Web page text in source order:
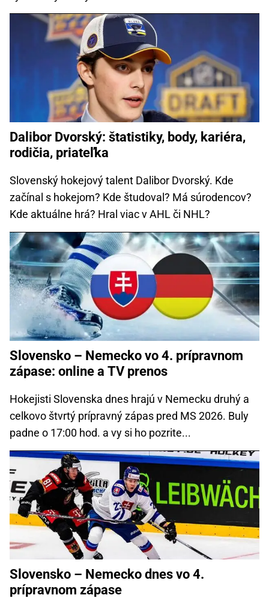
Dalibor Dvorský: štatistiky, body, kariéra,
rodičia, priateľka
Slovenský hokejový talent Dalibor Dvorský. Kde
začínal s hokejom? Kde študoval? Má súrodencov?
Kde aktuálne hrá? Hral viac v AHL či NHL?
Slovensko – Nemecko vo 4. prípravnom
zápase: online a TV prenos
Hokejisti Slovenska dnes hrajú v Nemecku druhý a
celkovo štvrtý prípravný zápas pred MS 2026. Buly
padne o 17:00 hod. a vy si ho pozrite...
Slovensko – Nemecko dnes vo 4.
prípravnom zápase